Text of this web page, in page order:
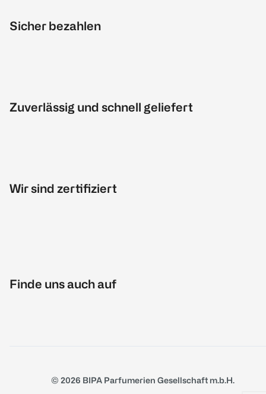
Sicher bezahlen
Zuverlässig und schnell geliefert
Wir sind zertifiziert
Finde uns auch auf
© 2026 BIPA Parfumerien Gesellschaft m.b.H.